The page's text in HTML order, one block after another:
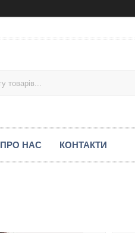
ПРО НАС КОНТАКТИ